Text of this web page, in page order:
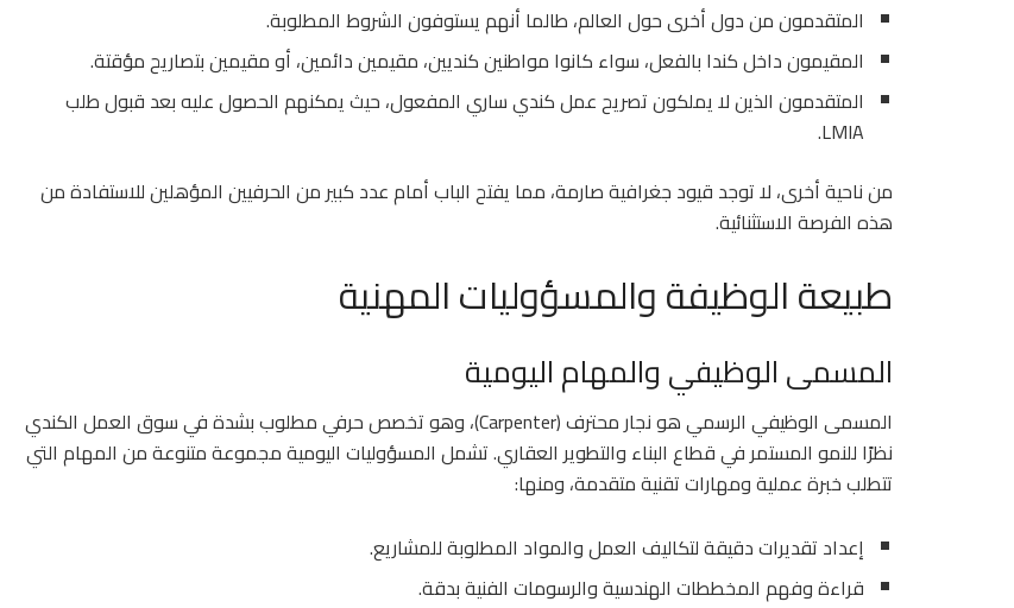
المتقدمون من دول أخرى حول العالم، طالما أنهم يستوفون الشروط المطلوبة.
المقيمون داخل كندا بالفعل، سواء كانوا مواطنين كنديين، مقيمين دائمين، أو مقيمين بتصاريح مؤقتة.
المتقدمون الذين لا يملكون تصريح عمل كندي ساري المفعول، حيث يمكنهم الحصول عليه بعد قبول طلب
LMIA.
من ناحية أخرى، لا توجد قيود جغرافية صارمة، مما يفتح الباب أمام عدد كبير من الحرفيين المؤهلين للاستفادة من
هذه الفرصة الاستثنائية.
طبيعة الوظيفة والمسؤوليات المهنية
المسمى الوظيفي والمهام اليومية
المسمى الوظيفي الرسمي هو نجار محترف (Carpenter)، وهو تخصص حرفي مطلوب بشدة في سوق العمل الكندي
نظرًا للنمو المستمر في قطاع البناء والتطوير العقاري. تشمل المسؤوليات اليومية مجموعة متنوعة من المهام التي
تتطلب خبرة عملية ومهارات تقنية متقدمة، ومنها:
إعداد تقديرات دقيقة لتكاليف العمل والمواد المطلوبة للمشاريع.
قراءة وفهم المخططات الهندسية والرسومات الفنية بدقة.